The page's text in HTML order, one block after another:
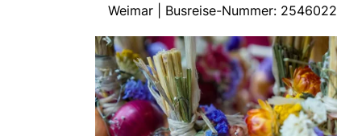
Weimar | Busreise-Nummer: 2546022